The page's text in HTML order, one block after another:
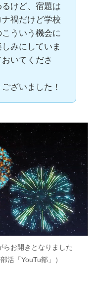
けど、宿題は
禍だけど学校
ういう機会に
みにしていま
いてくださ
ざいました！
らお開きとなりました
活「YouTu部」）